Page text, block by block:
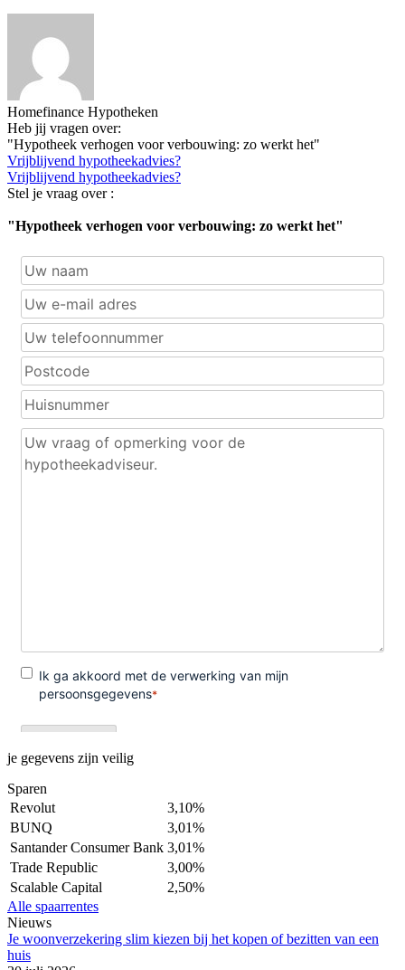
Homefinance Hypotheken
Heb jij vragen over:
"Hypotheek verhogen voor verbouwing: zo werkt het"
Vrijblijvend hypotheekadvies?
Vrijblijvend hypotheekadvies?
Stel je vraag over :
"Hypotheek verhogen voor verbouwing: zo werkt het"
je gegevens zijn veilig
Sparen
Revolut
3,10%
BUNQ
3,01%
Santander Consumer Bank 3,01%
Trade Republic
3,00%
Scalable Capital
2,50%
Alle spaarrentes
Nieuws
Je woonverzekering slim kiezen bij het kopen of bezitten van een
huis